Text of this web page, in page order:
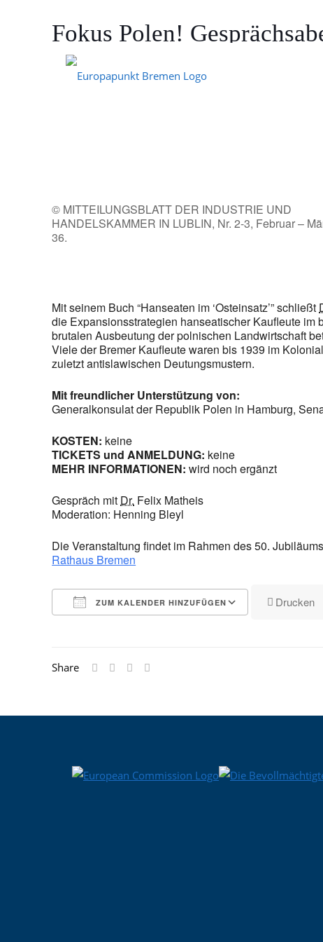
Fokus Polen!
1939–1945
© MITTEILUNGSBLATT DER INDUSTRIE UND
HANDELSKAMMER IN LUBLIN, Nr. 2-3, Februar –
36.
Mit seinem Buch “Hanseaten im ‘Osteinsatz’” schließt
die Expansionsstrategien hanseatischer Kaufleute im
brutalen Ausbeutung der polnischen Landwirtschaft
Viele der Bremer Kaufleute waren bis 1939 im
zuletzt antislawischen Deutungsmustern.
Mit freundlicher Unterstützung von:
Generalkonsulat der Republik Polen in Hamburg,
KOSTEN: keine
TICKETS und ANMELDUNG: keine
MEHR INFORMATIONEN: wird noch ergänzt
Gespräch mit Dr. Felix Matheis
Moderation: Henning Bleyl
Die Veranstaltung findet im Rahmen des 50.
Rathaus Bremen
ZUM KALENDER HINZUFÜGEN Drucken
Share